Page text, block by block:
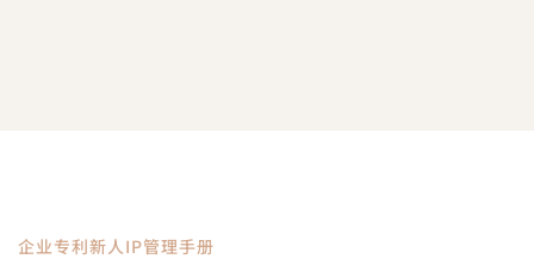
企业专利新人IP管理手册